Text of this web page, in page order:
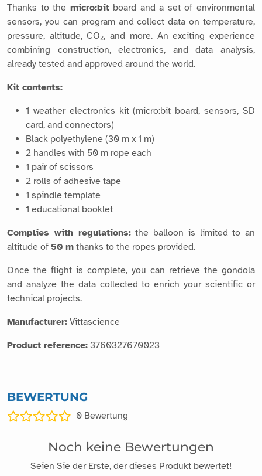
Thanks to the micro:bitboard and a set of environmental
sensors, you can program and collect data on temperature,
pressure, altitude, CO₂, and more. An exciting experience
combining construction, electronics, and data analysis,
already tested and approved around the world.
Kit contents:
1 weather electronics kit (micro:bit board, sensors, SD
card, and connectors)
Black polyethylene (30 m x 1 m)
2 handles with 50 m rope each
1 pair of scissors
2 rolls of adhesive tape
1 spindle template
1 educational booklet
Complies with regulations:the balloon is limited to an
altitude of 50 m thanks to the ropes provided.
Once the flight is complete, you can retrieve the gondola
and analyze the data collected to enrich your scientific or
technical projects.
Manufacturer: Vittascience
Product reference: 3760327670023
BEWERTUNG
0 Bewertung
Noch keine Bewertungen
Seien Sie der Erste, der dieses Produkt bewertet!